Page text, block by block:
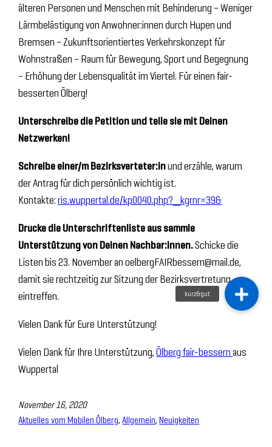
älteren Personen und Menschen mit Behinderung – Weniger
Lärmbelästigung von Anwohner:innen durch Hupen und
Bremsen – Zukunftsorientiertes Verkehrskonzept für
Wohnstraßen – Raum für Bewegung, Sport und Begegnung
– Erhöhung der Lebensqualität im Viertel. Für einen fair-
besserten Ölberg!
Unterschreibe die Petition und teile sie mit Deinen
Netzwerken!
Schreibe einer/m Bezirksverteter:inund erzähle, warum
der Antrag für dich persönlich wichtig ist.
Kontakte:ris.wuppertal.de/kp0040.php?__kgrnr=39&
Drucke die Unterschriftenliste aus sammle
Unterstützung von Deinen Nachbar:innen.Schicke die
Listen bis 23. November an oelbergFAIRbessern@mail.de,
damit sie rechtzeitig zur Sitzung der Bezirksvertretung
eintreffen.
Vielen Dank für Eure Unterstützung!
Vielen Dank für Ihre Unterstützung,Ölberg fair-bessernaus
Wuppertal
November 16, 2020
Aktuelles vom Mobilen Ölberg, Allgemein, Neuigkeiten